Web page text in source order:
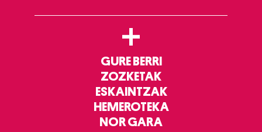
+
GURE BERRI
ZOZKETAK
ESKAINTZAK
HEMEROTEKA
NOR GARA